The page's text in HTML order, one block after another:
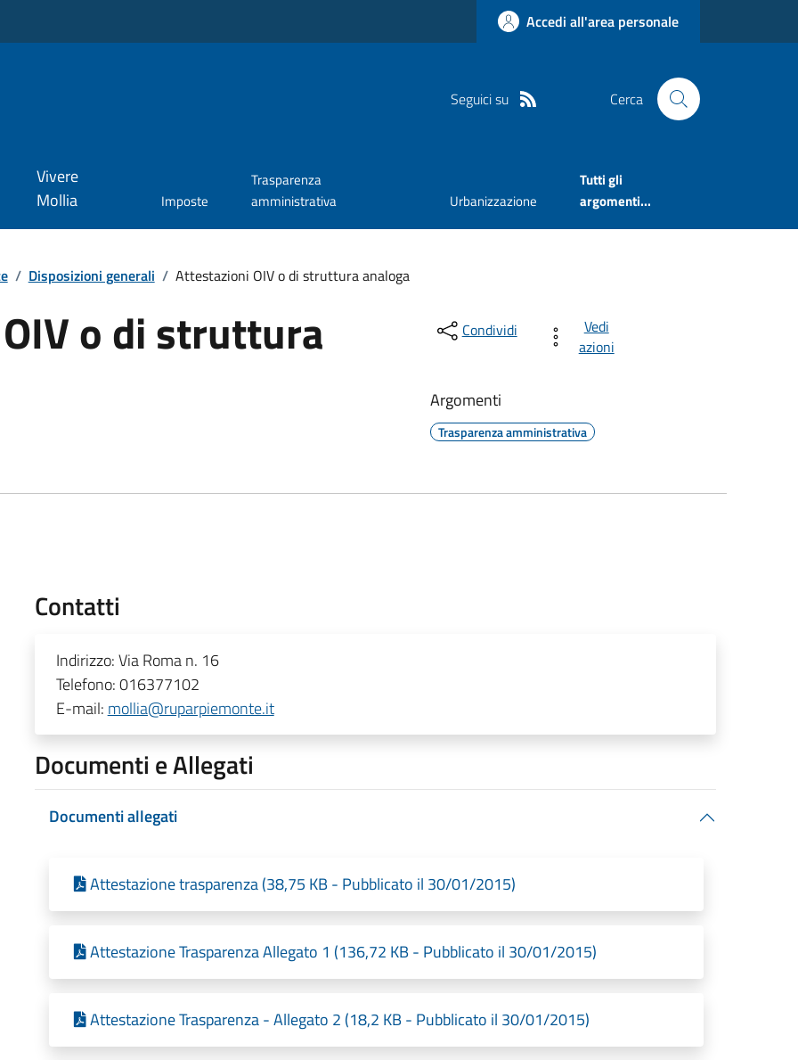
Accedi all'area personale
Seguici su Cerca
Vivere
Mollia
Imposte
Trasparenza
amministrativa
Urbanizzazione
Tutti gli
argomenti...
/ Disposizioni generali / Attestazioni OIV o di struttura analoga
o di struttura Condividi
Vedi
azioni
Argomenti
Trasparenza amministrativa
Contatti
Indirizzo:Via Roma n. 16
Telefono:016377102
E-mail: mollia@ruparpiemonte.it
Documenti e Allegati
Documenti allegati
Attestazione trasparenza (38,75 KB - Pubblicato il 30/01/2015)
Attestazione Trasparenza Allegato 1 (136,72 KB - Pubblicato il 30/01/2015)
Attestazione Trasparenza - Allegato 2 (18,2 KB - Pubblicato il 30/01/2015)